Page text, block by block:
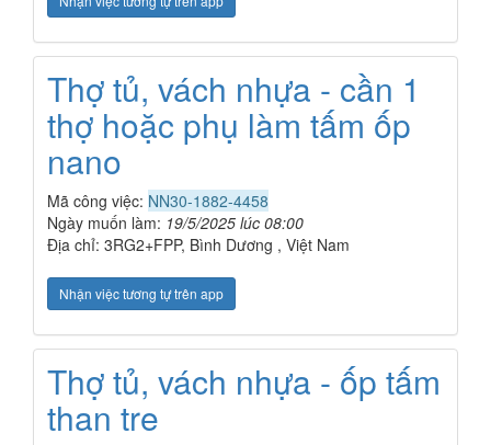
Thợ tủ, vách nhựa - cần 1
thợ hoặc phụ làm tấm ốp
nano
Mã công việc: NN30-1882-4458
Ngày muốn làm: 19/5/2025 lúc 08:00
Địa chỉ: 3RG2+FPP, Bình Dương , Việt Nam
Nhận việc tương tự trên app
Thợ tủ, vách nhựa - ốp tấm
than tre